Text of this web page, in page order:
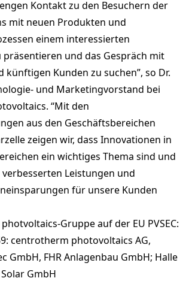
Kontakt zu den Besuchern der
mit neuen Produkten und
einem interessierten
präsentieren und das Gespräch mit
künftigen Kunden zu suchen”, so Dr.
und Marketingvorstand bei
“Mit den
aus den Geschäftsbereichen
zeigen wir, dass Innovationen in
ein wichtiges Thema sind und
Leistungen und
für unsere Kunden
Gruppe auf der EU PVSEC:
centrotherm photovoltaics AG,
GmbH, FHR Anlagenbau GmbH; Halle
GmbH